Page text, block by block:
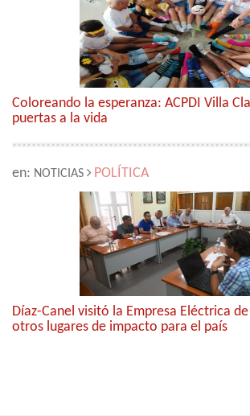
Coloreando la esperanza: ACPDI Villa
puertas a la vida
en: NOTICIAS POLÍTICA
Díaz-Canel visitó la Empresa Eléctrica
otros lugares de impacto para el país